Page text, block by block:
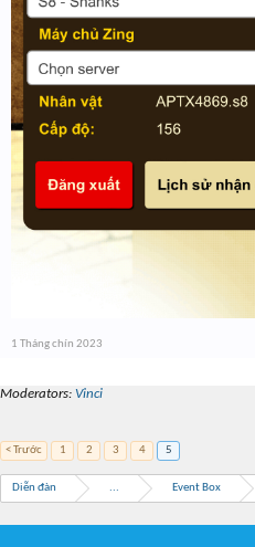
1 Tháng chín 2023
Moderators: Vinci
< Trước
1 2 3 4 5
Diễn đàn ... Event Box